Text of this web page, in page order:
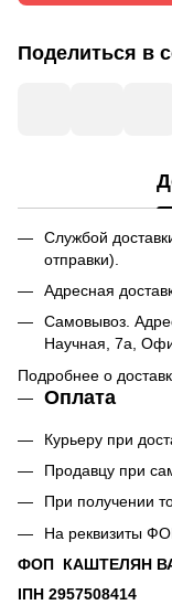
Поделиться в
Службой
отправки).
Адресная
Самовывоз.
Научная, 7а,
Подробнее о
Оплата
Курьеру при
Продавцу при
При получении
На реквизиты
ФОП КАШТЕЛЯН
ІПН 2957508414